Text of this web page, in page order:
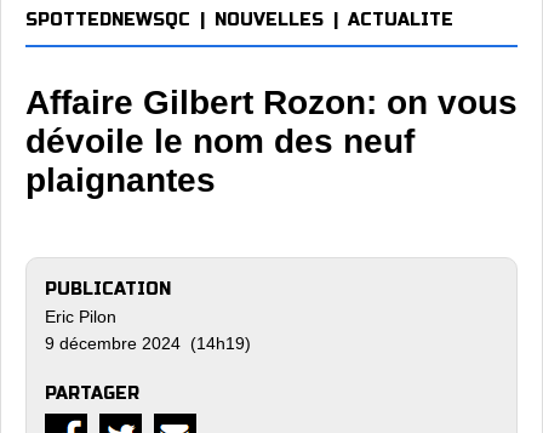
SPOTTEDNEWSQC NOUVELLES ACTUALITE
Affaire Gilbert Rozon: on vous
dévoile le nom des neuf
plaignantes
PUBLICATION
Eric Pilon
9 décembre 2024 (14h19)
PARTAGER